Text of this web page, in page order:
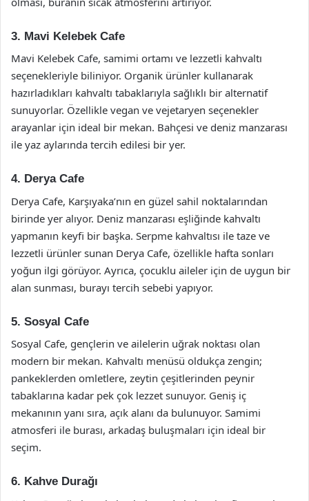
3. Mavi Kelebek Cafe
Mavi Kelebek Cafe, samimi ortamı ve lezzetli kahvaltı
seçenekleriyle biliniyor. Organik ürünler kullanarak
hazırladıkları kahvaltı tabaklarıyla sağlıklı bir alternatif
sunuyorlar. Özellikle vegan ve vejetaryen seçenekler
arayanlar için ideal bir mekan. Bahçesi ve deniz manzarası
ile yaz aylarında tercih edilesi bir yer.
4. Derya Cafe
Derya Cafe, Karşıyaka’nın en güzel sahil noktalarından
birinde yer alıyor. Deniz manzarası eşliğinde kahvaltı
yapmanın keyfi bir başka. Serpme kahvaltısı ile taze ve
lezzetli ürünler sunan Derya Cafe, özellikle hafta sonları
yoğun ilgi görüyor. Ayrıca, çocuklu aileler için de uygun bir
alan sunması, burayı tercih sebebi yapıyor.
5. Sosyal Cafe
Sosyal Cafe, gençlerin ve ailelerin uğrak noktası olan
modern bir mekan. Kahvaltı menüsü oldukça zengin;
pankeklerden omletlere, zeytin çeşitlerinden peynir
tabaklarına kadar pek çok lezzet sunuyor. Geniş iç
mekanının yanı sıra, açık alanı da bulunuyor. Samimi
atmosferi ile burası, arkadaş buluşmaları için ideal bir
seçim.
6. Kahve Durağı